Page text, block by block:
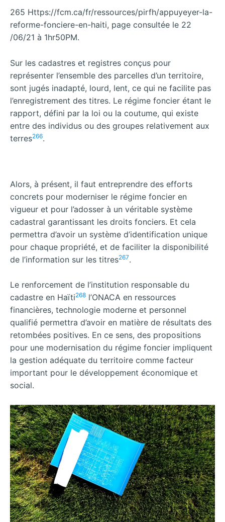
265 Https://fcm.ca/fr/ressources/pirfh/appuyeyer-la-
reforme-fonciere-en-haiti, page consultée le 22
/06/21 à 1hr50PM.
Sur les cadastres et registres conçus pour
représenter l’ensemble des parcelles d’un territoire,
sont jugés inadapté, lourd, lent, ce qui ne facilite pas
l’enregistrement des titres. Le régime foncier étant le
rapport, défini par la loi ou la coutume, qui existe
entre des individus ou des groupes relativement aux
terres266.
Alors, à présent, il faut entreprendre des efforts
concrets pour moderniser le régime foncier en
vigueur et pour l’adosser à un véritable système
cadastral garantissant les droits fonciers. Et cela
permettra d’avoir un système d’identification unique
pour chaque propriété, et de faciliter la disponibilité
de l’information sur les titres267.
Le renforcement de l’institution responsable du
cadastre en Haïti268 l’ONACA en ressources
financières, technologie moderne et personnel
qualifié permettra d’avoir en matière de résultats des
retombées positives. En ce sens, des propositions
pour une modernisation du régime foncier impliquent
la gestion adéquate du territoire comme facteur
important pour le développement économique et
social.